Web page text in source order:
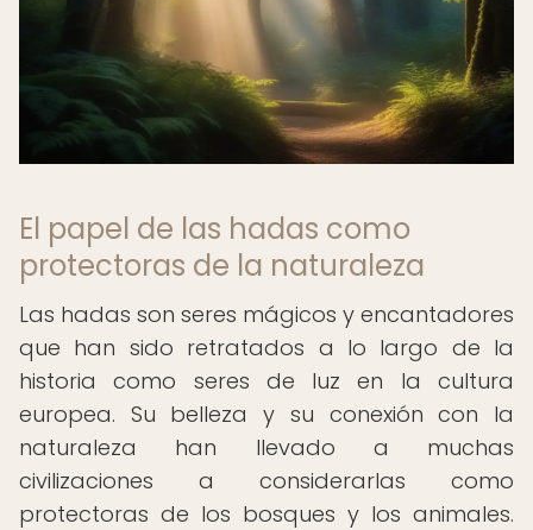
El papel de las hadas como
protectoras de la naturaleza
Las hadas son seres mágicos y encantadores
que han sido retratados a lo largo de la
historia como seres de luz en la cultura
europea. Su belleza y su conexión con la
naturaleza han llevado a muchas
civilizaciones a considerarlas como
protectoras de los bosques y los animales.